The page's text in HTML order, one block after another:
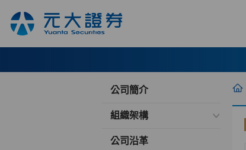
公司簡介
組織架構
公司沿革